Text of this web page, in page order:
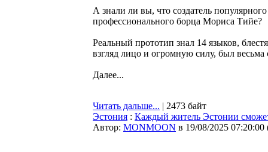
А знали ли вы, что создатель
профессионального борца Мориса Тийе?
Реальный прототип знал 14 языков,
взгляд лицо и огромную силу, был
Далее...
Читать дальше... | 2473 байт
Эстония : Каждый житель Эстонии
Автор: MONMOON в 19/08/2025 07:20:00